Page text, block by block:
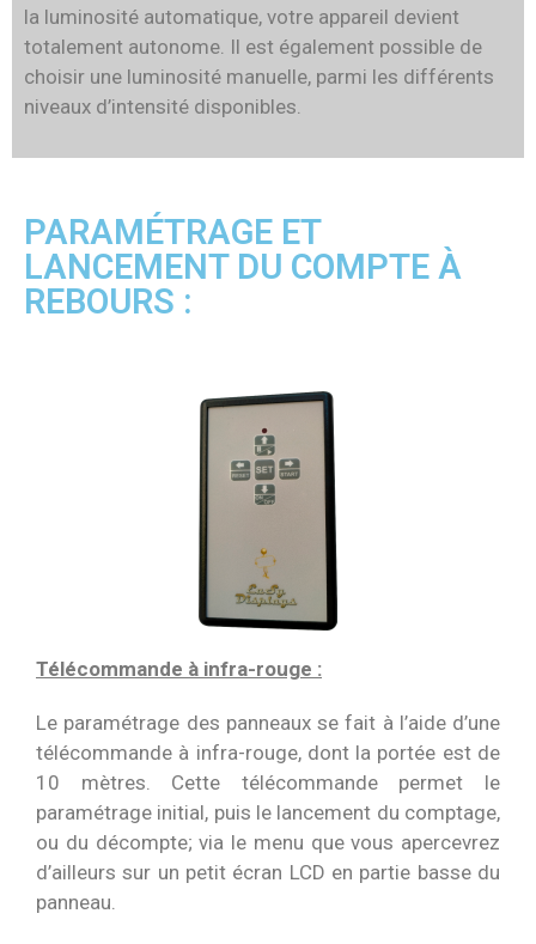
la luminosité automatique, votre appareil devient
totalement autonome. Il est également possible de
choisir une luminosité manuelle, parmi les différents
niveaux d’intensité disponibles.
PARAMÉTRAGE ET
LANCEMENT DU COMPTE À
REBOURS :
Télécommande à infra-rouge :
Le paramétrage des panneaux se fait à l’aide d’une
télécommande à infra-rouge, dont la portée est de
10 mètres. Cette télécommande permet le
paramétrage initial, puis le lancement du comptage,
ou du décompte; via le menu que vous apercevrez
d’ailleurs sur un petit écran LCD en partie basse du
panneau.